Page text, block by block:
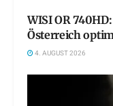
WISI OR
Österreich
4. AUGUST 2026